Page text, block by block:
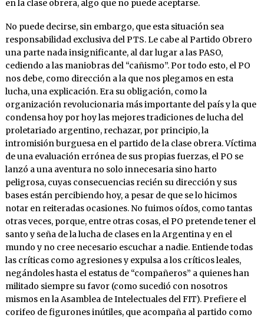
en la clase obrera, algo que no puede aceptarse.
No puede decirse, sin embargo, que esta situación sea
responsabilidad exclusiva del PTS. Le cabe al Partido Obrero
una parte nada insignificante, al dar lugar a las PASO,
cediendo a las maniobras del “cañismo”. Por todo esto, el PO
nos debe, como dirección a la que nos plegamos en esta
lucha, una explicación. Era su obligación, como la
organización revolucionaria más importante del país y la que
condensa hoy por hoy las mejores tradiciones de lucha del
proletariado argentino, rechazar, por principio, la
intromisión burguesa en el partido de la clase obrera. Víctima
de una evaluación errónea de sus propias fuerzas, el PO se
lanzó a una aventura no solo innecesaria sino harto
peligrosa, cuyas consecuencias recién su dirección y sus
bases están percibiendo hoy, a pesar de que se lo hicimos
notar en reiteradas ocasiones. No fuimos oídos, como tantas
otras veces, porque, entre otras cosas, el PO pretende tener el
santo y seña de la lucha de clases en la Argentina y en el
mundo y no cree necesario escuchar a nadie. Entiende todas
las críticas como agresiones y expulsa a los críticos leales,
negándoles hasta el estatus de “compañeros” a quienes han
militado siempre su favor (como sucedió con nosotros
mismos en la Asamblea de Intelectuales del FIT). Prefiere el
corifeo de figurones inútiles, que acompaña al partido como